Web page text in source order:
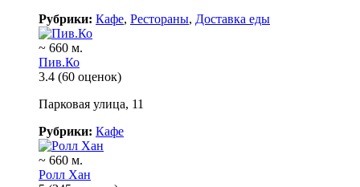
Рубрики: Кафе, Рестораны, Доставка еды
~ 660 м.
Пив.Ко
3.4 (60 оценок)
Парковая улица, 11
Рубрики: Кафе
~ 660 м.
Ролл Хан